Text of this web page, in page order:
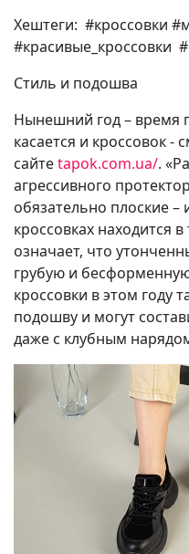
Хештеги: #кроссовки
#красивые_кроссовки
Стиль и подошва
Нынешний год – время
касается и кроссовок
сайтеtapok.com.ua/.
агрессивного
обязательно плоские
кроссовках находится
означает, что
грубую и
кроссовки в этом году
подошву и могут
даже с клубным